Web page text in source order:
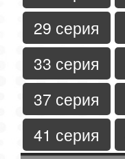
29 серия
33 серия
37 серия
41 серия